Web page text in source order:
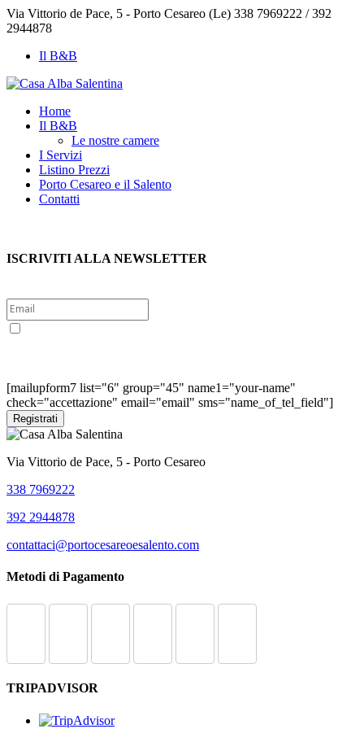
Via Vittorio de Pace, 5 - Porto Cesareo (Le) 338 7969222 / 392
2944878
Il B&B
Home
Il B&B
Le nostre camere
I Servizi
Listino Prezzi
Porto Cesareo e il Salento
Contatti
ISCRIVITI ALLA NEWSLETTER
[mailupform7 list="6" group="45" name1="your-name"
check="accettazione" email="email" sms="name_of_tel_field"]
Via Vittorio de Pace, 5 - Porto Cesareo
338 7969222
392 2944878
contattaci@portocesareoesalento.com
Metodi di Pagamento
TRIPADVISOR